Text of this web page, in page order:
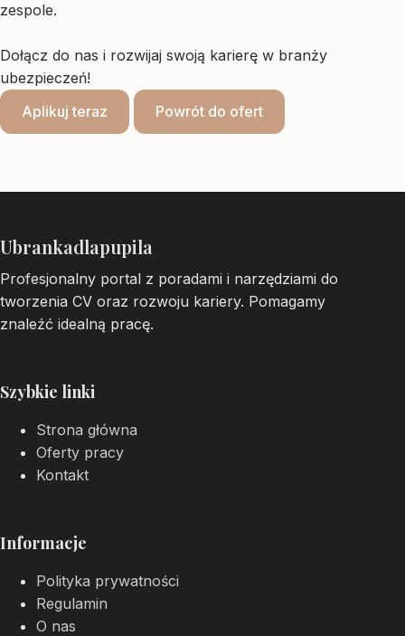
zespole.
Dołącz do nas i rozwijaj swoją karierę w branży
ubezpieczeń!
Aplikuj teraz
Powrót do ofert
Ubrankadlapupila
Profesjonalny portal z poradami i narzędziami do
tworzenia CV oraz rozwoju kariery. Pomagamy
znaleźć idealną pracę.
Szybkie linki
Strona główna
Oferty pracy
Kontakt
Informacje
Polityka prywatności
Regulamin
O nas